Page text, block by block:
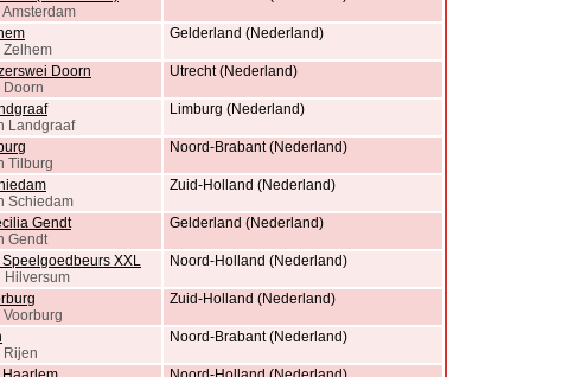
Zelhem
Gelderland (Nederland)
Doorn
Doorn
Utrecht (Nederland)
Landgraaf
Limburg (Nederland)
Tilburg
Noord-Brabant (Nederland)
Schiedam
Zuid-Holland (Nederland)
Gendt
Gendt
Gelderland (Nederland)
XXL
Hilversum
Noord-Holland (Nederland)
Zuid-Holland (Nederland)
Rijen
Noord-Brabant (Nederland)